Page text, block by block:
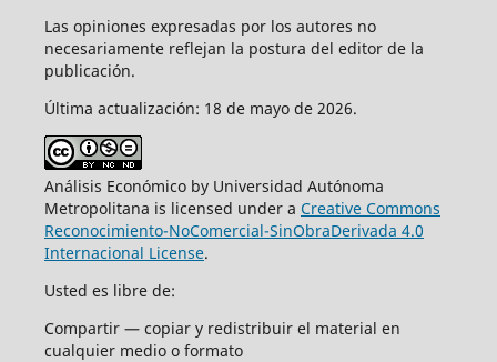
Las opiniones expresadas por los autores no
necesariamente reflejan la postura del editor de la
publicación.
Última actualización: 18 de mayo de 2026.
Análisis Económico by Universidad Autónoma
Metropolitana is licensed under a Creative Commons
Reconocimiento-NoComercial-SinObraDerivada 4.0
Internacional License.
Usted es libre de:
Compartir — copiar y redistribuir el material en
cualquier medio o formato